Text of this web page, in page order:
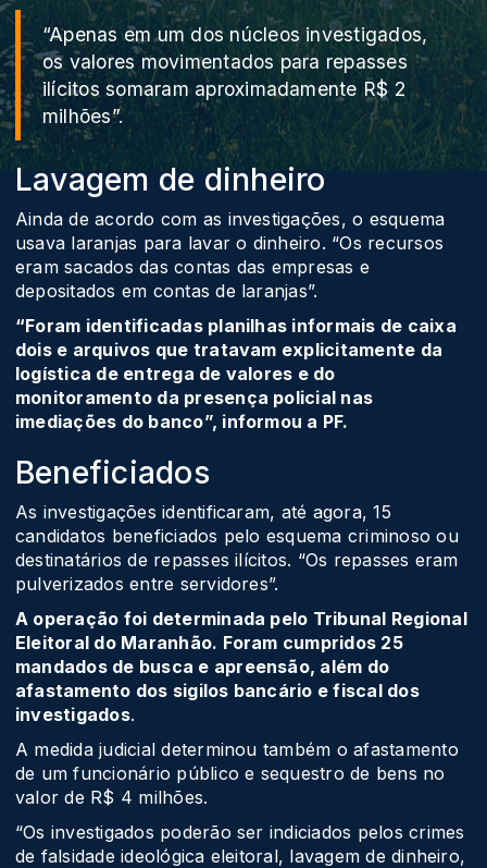
“Apenas em um dos núcleos investigados,
os valores movimentados para repasses
ilícitos somaram aproximadamente R$ 2
milhões”.
Lavagem de dinheiro
Ainda de acordo com as investigações, o esquema
usava laranjas para lavar o dinheiro. “Os recursos
eram sacados das contas das empresas e
depositados em contas de laranjas”.
“Foram identificadas planilhas informais de caixa
dois e arquivos que tratavam explicitamente da
logística de entrega de valores e do
monitoramento da presença policial nas
imediações do banco”, informou a PF.
Beneficiados
As investigações identificaram, até agora, 15
candidatos beneficiados pelo esquema criminoso ou
destinatários de repasses ilícitos. “Os repasses eram
pulverizados entre servidores”.
A operação foi determinada pelo Tribunal Regional
Eleitoral do Maranhão. Foram cumpridos 25
mandados de busca e apreensão, além do
afastamento dos sigilos bancário e fiscal dos
investigados.
A medida judicial determinou também o afastamento
de um funcionário público e sequestro de bens no
valor de R$ 4 milhões.
“Os investigados poderão ser indiciados pelos crimes
de falsidade ideológica eleitoral, lavagem de dinheiro,